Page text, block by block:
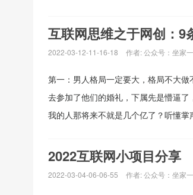
互联网思维之于网创：9
2022-03-12-11-16-18 作者:公众号：坐家
第一：男人格局一定要大，格局不大
去参加了他们的婚礼，下属先是懵逼
我的人那将来不就是几个亿了？听懂
2022互联网小项目分享
2022-03-04-06-06-55 作者:公众号：坐家